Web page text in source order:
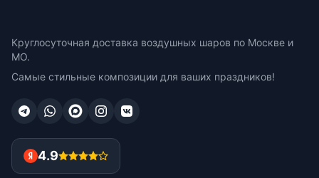
Круглосуточная доставка воздушных шаров по Москве и
МО.
Самые стильные композиции для ваших праздников!
4.9